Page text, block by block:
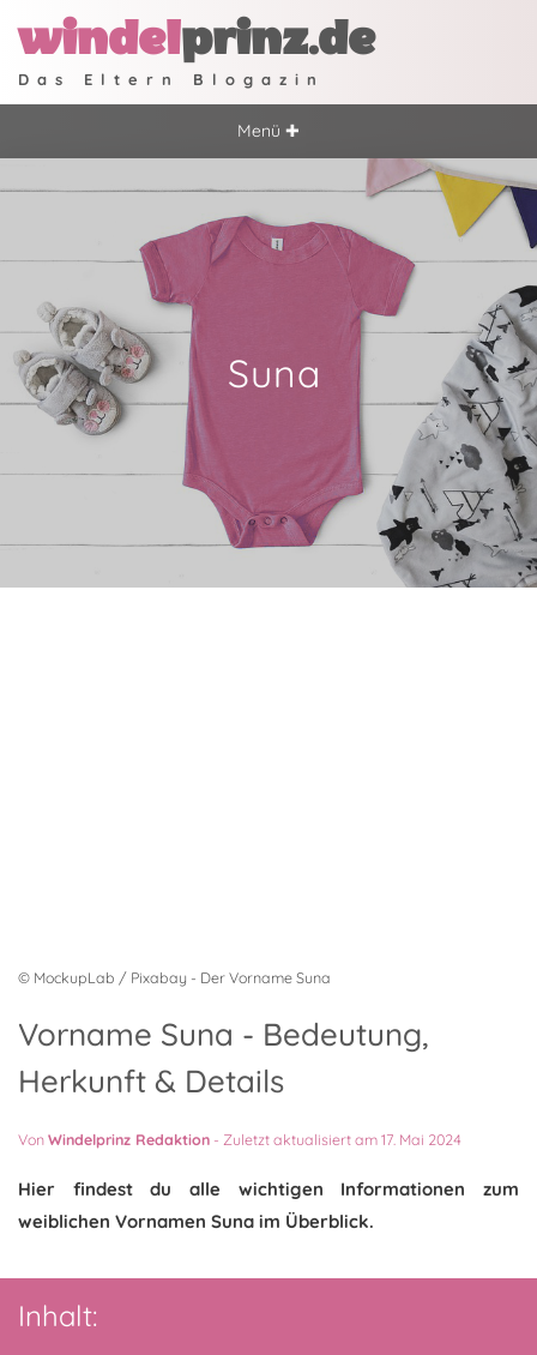
windelprinz.de
Das Eltern Blogazin
Menü ✚
Suna
© MockupLab / Pixabay - Der Vorname Suna
Vorname Suna - Bedeutung,
Herkunft & Details
VonWindelprinz Redaktion - Zuletzt aktualisiert am 17. Mai 2024
Hier findest du alle wichtigen Informationen zum
weiblichen Vornamen Suna im Überblick.
Inhalt: